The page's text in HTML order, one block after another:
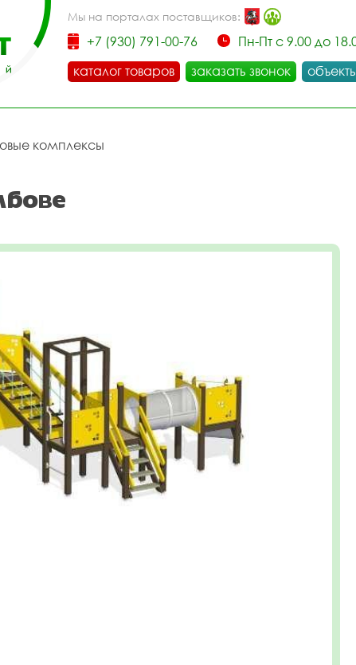
Мы на порталах поставщиков:
+7 (930) 791-00-76
Пн-Пт с 9.00 до
каталог товаров
заказать звонок
комплексы